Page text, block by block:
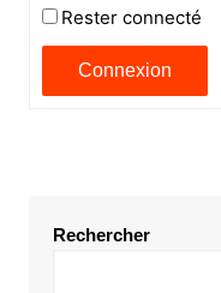
Rester connecté
Connexion
Rechercher